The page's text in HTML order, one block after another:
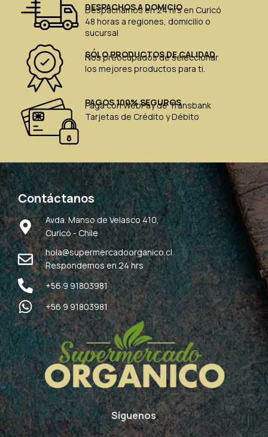
DESPACHOS A DOMICIO
Despachamos en 24 hrs en Curicó
48 horas a regiones, domicilio o
sucursal
SÓLO PRODUCTOS DE CALIDAD
Nos preocupados de seleccionar
los mejores productos para ti.
PAGOS 100% SEGUROS
Paga con WebPay de Transbank
Tarjetas de Crédito y Débito
Contáctanos
Avda. Manso de Velasco 410,
Curicó - Chile
hola@supermercadoorganico.cl
Respondemos en 24 hrs
+56 9 91803981
+56 9 91803981
Síguenos